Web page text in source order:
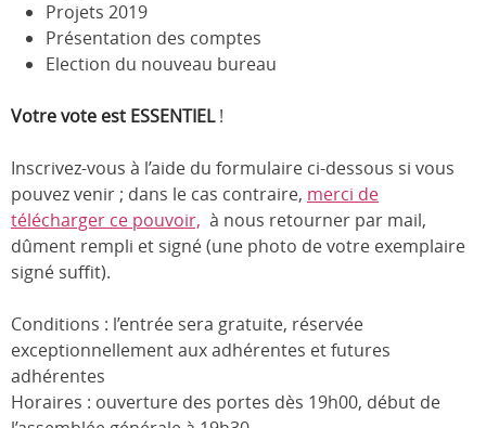
Projets 2019
Présentation des comptes
Election du nouveau bureau
Votre vote est ESSENTIEL!
Inscrivez-vous à l’aide du formulaire ci-dessous si vous
pouvez venir ; dans le cas contraire, merci de
télécharger ce pouvoir, à nous retourner par mail,
dûment rempli et signé (une photo de votre exemplaire
signé suffit).
Conditions : l’entrée sera gratuite, réservée
exceptionnellement aux adhérentes et futures
adhérentes
Horaires : ouverture des portes dès 19h00, début de